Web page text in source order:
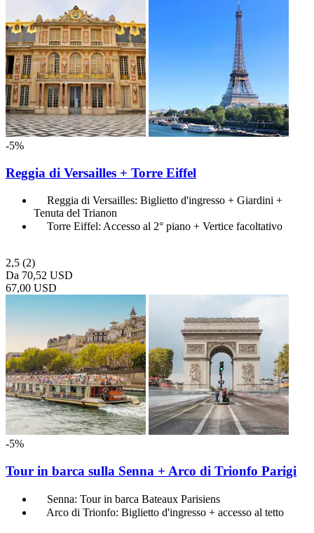
-5%
Reggia di Versailles + Torre Eiffel
Reggia di Versailles: Biglietto d'ingresso + Giardini +
Tenuta del Trianon
Torre Eiffel: Accesso al 2° piano + Vertice facoltativo
2,5 (2)
Da 70,52 USD
67,00 USD
-5%
Tour in barca sulla Senna + Arco di Trionfo Parigi
Senna: Tour in barca Bateaux Parisiens
Arco di Trionfo: Biglietto d'ingresso + accesso al tetto